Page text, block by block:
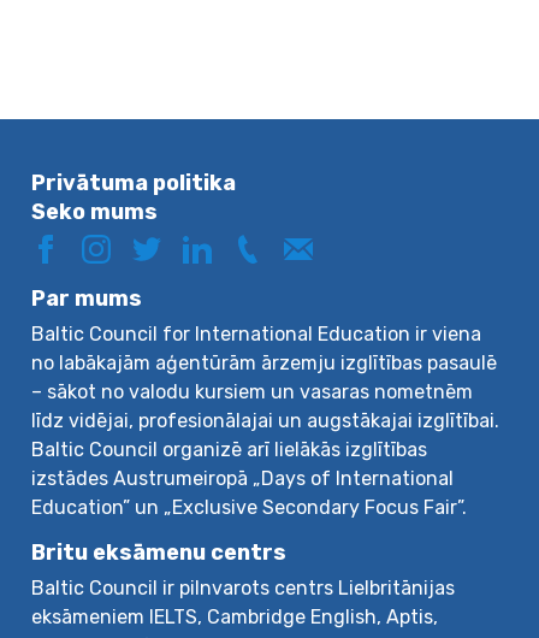
Privātuma politika
Seko mums
Par mums
Baltic Council for International Education ir viena
no labākajām aģentūrām ārzemju izglītības pasaulē
– sākot no valodu kursiem un vasaras nometnēm
līdz vidējai, profesionālajai un augstākajai izglītībai.
Baltic Council organizē arī lielākās izglītības
izstādes Austrumeiropā „Days of International
Education” un „Exclusive Secondary Focus Fair”.
Britu eksāmenu centrs
Baltic Council ir pilnvarots centrs Lielbritānijas
eksāmeniem IELTS, Cambridge English, Aptis,